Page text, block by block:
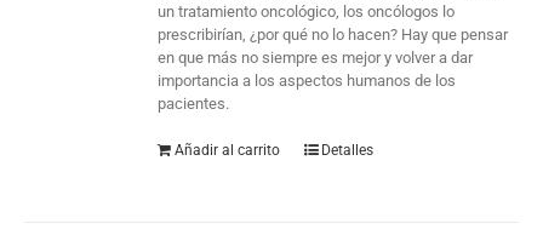
un tratamiento oncológico, los oncólogos lo
prescribirían, ¿por qué no lo hacen? Hay que pensar
en que más no siempre es mejor y volver a dar
importancia a los aspectos humanos de los
pacientes.
Añadir al carrito Detalles